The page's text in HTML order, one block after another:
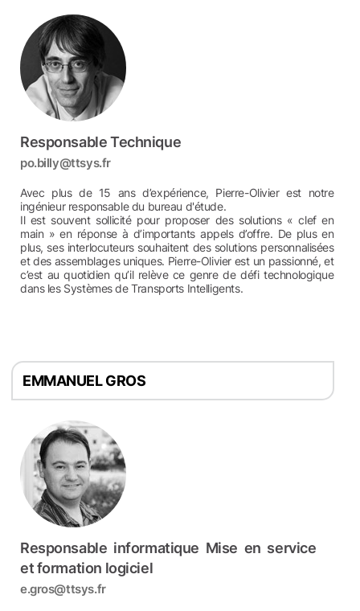
Responsable Technique
po.billy@ttsys.fr
Avec plus de 15 ans d’expérience, Pierre-Olivier est notre
ingénieur responsable du bureau d'étude.
Il est souvent sollicité pour proposer des solutions « clef en
main » en réponse à d’importants appels d’offre. De plus en
plus, ses interlocuteurs souhaitent des solutions personnalisées
et des assemblages uniques. Pierre-Olivier est un passionné, et
c’est au quotidien qu’il relève ce genre de défi technologique
dans les Systèmes de Transports Intelligents.
EMMANUEL GROS
Responsable informatique Mise en service
et formation logiciel
e.gros@ttsys.fr